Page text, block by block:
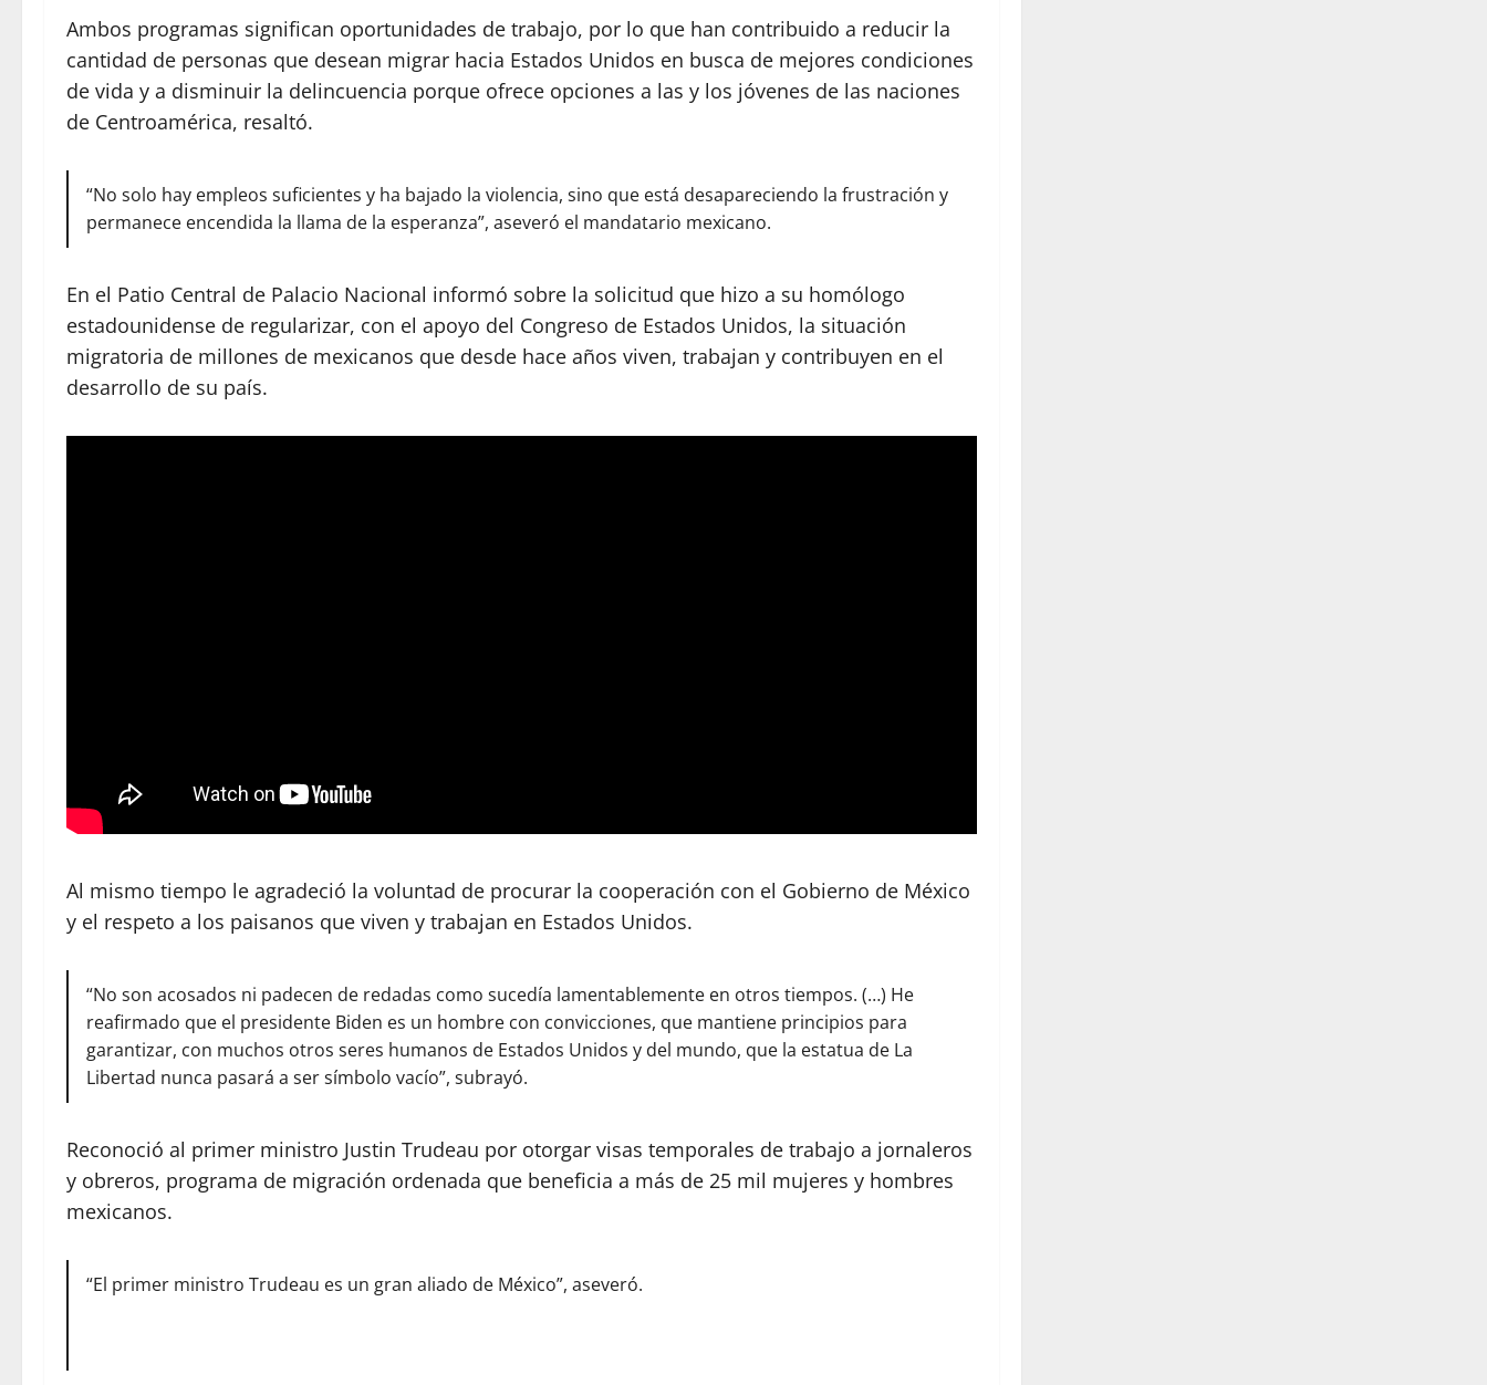
Ambos programas significan oportunidades de trabajo, por lo que han contribuido a reducir la
cantidad de personas que desean migrar hacia Estados Unidos en busca de mejores condiciones
de vida y a disminuir la delincuencia porque ofrece opciones a las y los jóvenes de las naciones
de Centroamérica, resaltó.
“No solo hay empleos suficientes y ha bajado la violencia, sino que está desapareciendo la frustración y
permanece encendida la llama de la esperanza”, aseveró el mandatario mexicano.
En el Patio Central de Palacio Nacional informó sobre la solicitud que hizo a su homólogo
estadounidense de regularizar, con el apoyo del Congreso de Estados Unidos, la situación
migratoria de millones de mexicanos que desde hace años viven, trabajan y contribuyen en el
desarrollo de su país.
Al mismo tiempo le agradeció la voluntad de procurar la cooperación con el Gobierno de México
y el respeto a los paisanos que viven y trabajan en Estados Unidos.
“No son acosados ni padecen de redadas como sucedía lamentablemente en otros tiempos. (…) He
reafirmado que el presidente Biden es un hombre con convicciones, que mantiene principios para
garantizar, con muchos otros seres humanos de Estados Unidos y del mundo, que la estatua de La
Libertad nunca pasará a ser símbolo vacío”, subrayó.
Reconoció al primer ministro Justin Trudeau por otorgar visas temporales de trabajo a jornaleros
y obreros, programa de migración ordenada que beneficia a más de 25 mil mujeres y hombres
mexicanos.
“El primer ministro Trudeau es un gran aliado de México”, aseveró.